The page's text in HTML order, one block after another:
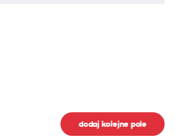
dodaj kolejne pole